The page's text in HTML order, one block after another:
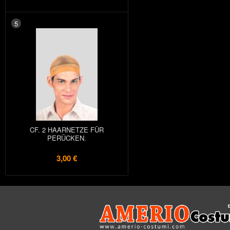
5
CF. 2 HAARNETZE FÜR
PERÜCKEN.
3,00 €